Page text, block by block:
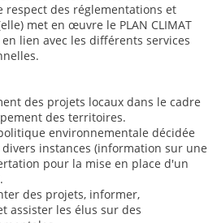
respect des réglementations et
met en œuvre le PLAN CLIMAT
lien avec les différents services
des projets locaux dans le cadre
des territoires.
environnementale décidée
instances (information sur une
pour la mise en place d'un
des projets, informer,
assister les élus sur des